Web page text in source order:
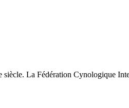
siècle. La Fédération Cynologique